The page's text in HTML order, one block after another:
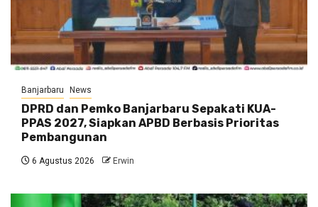
Banjarbaru News
DPRD dan Pemko Banjarbaru Sepakati KUA-
PPAS 2027, Siapkan APBD Berbasis Prioritas
Pembangunan
6 Agustus 2026 Erwin